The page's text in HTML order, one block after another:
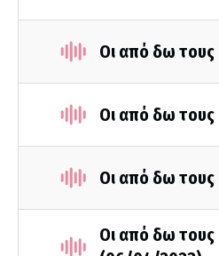
Οι από δω
Οι από δω
Οι από δω
Οι από δω τους